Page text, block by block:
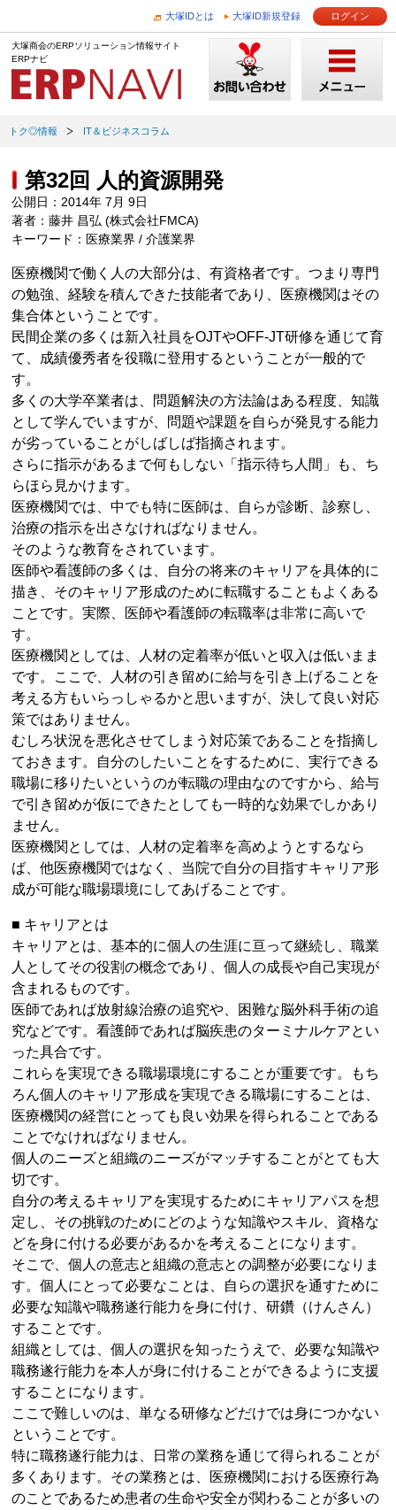
大塚IDとは 大塚ID新規登録 ログイン
大塚商会のERPソリューション情報サイト
ERPナビ
トク◎情報 IT＆ビジネスコラム
第32回 人的資源開発
公開日：2014年 7月 9日
著者：藤井 昌弘 (株式会社FMCA)
キーワード：医療業界 / 介護業界
医療機関で働く人の大部分は、有資格者です。つまり専門
の勉強、経験を積んできた技能者であり、医療機関はその
集合体ということです。
民間企業の多くは新入社員をOJTやOFF-JT研修を通じて育
て、成績優秀者を役職に登用するということが一般的で
す。
多くの大学卒業者は、問題解決の方法論はある程度、知識
として学んでいますが、問題や課題を自らが発見する能力
が劣っていることがしばしば指摘されます。
さらに指示があるまで何もしない「指示待ち人間」も、ち
らほら見かけます。
医療機関では、中でも特に医師は、自らが診断、診察し、
治療の指示を出さなければなりません。
そのような教育をされています。
医師や看護師の多くは、自分の将来のキャリアを具体的に
描き、そのキャリア形成のために転職することもよくある
ことです。実際、医師や看護師の転職率は非常に高いで
す。
医療機関としては、人材の定着率が低いと収入は低いまま
です。ここで、人材の引き留めに給与を引き上げることを
考える方もいらっしゃるかと思いますが、決して良い対応
策ではありません。
むしろ状況を悪化させてしまう対応策であることを指摘し
ておきます。自分のしたいことをするために、実行できる
職場に移りたいというのが転職の理由なのですから、給与
で引き留めが仮にできたとしても一時的な効果でしかあり
ません。
医療機関としては、人材の定着率を高めようとするなら
ば、他医療機関ではなく、当院で自分の目指すキャリア形
成が可能な職場環境にしてあげることです。
■ キャリアとは
キャリアとは、基本的に個人の生涯に亘って継続し、職業
人としてその役割の概念であり、個人の成長や自己実現が
含まれるものです。
医師であれば放射線治療の追究や、困難な脳外科手術の追
究などです。看護師であれば脳疾患のターミナルケアとい
った具合です。
これらを実現できる職場環境にすることが重要です。もち
ろん個人のキャリア形成を実現できる職場にすることは、
医療機関の経営にとっても良い効果を得られることである
ことでなければなりません。
個人のニーズと組織のニーズがマッチすることがとても大
切です。
自分の考えるキャリアを実現するためにキャリアパスを想
定し、その挑戦のためにどのような知識やスキル、資格な
どを身に付ける必要があるかを考えることになります。
そこで、個人の意志と組織の意志との調整が必要になりま
す。個人にとって必要なことは、自らの選択を通すために
必要な知識や職務遂行能力を身に付け、研鑽（けんさん）
することです。
組織としては、個人の選択を知ったうえで、必要な知識や
職務遂行能力を本人が身に付けることができるように支援
することになります。
ここで難しいのは、単なる研修などだけでは身につかない
ということです。
特に職務遂行能力は、日常の業務を通じて得られることが
多くあります。その業務とは、医療機関における医療行為
のことであるため患者の生命や安全が関わることが多いの